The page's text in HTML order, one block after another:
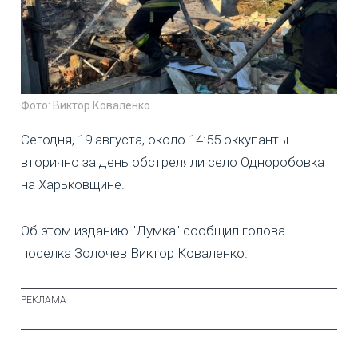
Фото: Виктор Коваленко
Сегодня, 19 августа, около 14:55 оккупанты
вторично за день обстреляли село Одноробовка
на Харьковщине.
Об этом изданию "Думка" сообщил голова
поселка Золочев Виктор Коваленко.